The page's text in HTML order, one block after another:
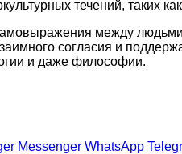
течений, таких
между
согласия и
и даже философии.
Messenger WhatsApp